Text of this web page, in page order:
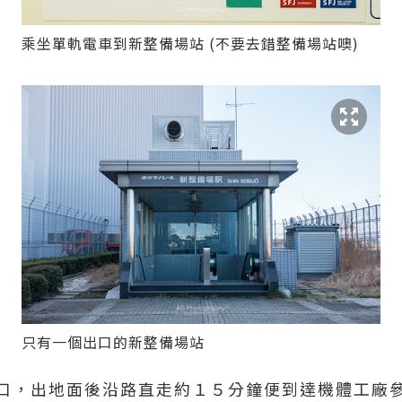
乘坐單軌電車到新整備場站 (不要去錯整備場站噢)
只有一個出口的新整備場站
，出地面後沿路直走約１５分鐘便到達機體工廠